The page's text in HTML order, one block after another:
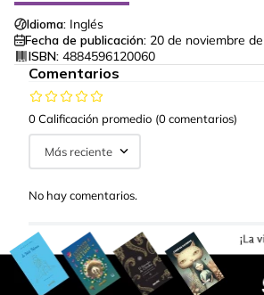
Idioma: Inglés
Fecha de publicación: 20 de noviembre
ISBN: 4884596120060
Comentarios
0 Calificación promedio (0 comentarios)
Más reciente
No hay comentarios.